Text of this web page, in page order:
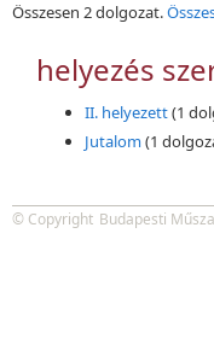
Összesen 2 dolgozat.
helyezés
II. helyezett(1
Jutalom(1
© Copyright Budapesti